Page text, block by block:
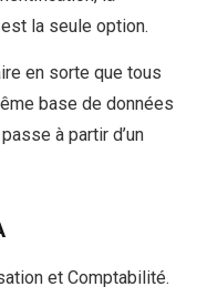
la seule option.
en sorte que tous
base de données
à partir d’un
et Comptabilité.